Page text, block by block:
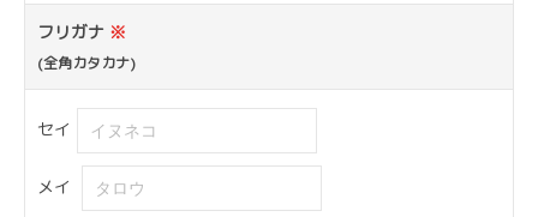
フリガナ ※
(全角カタカナ)
セイ
メイ